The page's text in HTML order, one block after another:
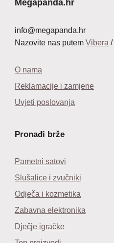
Megapanda.hr
info@megapanda.hr
Nazovite nas putem Vibera /
O nama
Reklamacije i zamjene
Uvjeti poslovanja
Pronađi brže
Pametni satovi
Slušalice i zvučniki
Odječa i kozmetika
Zabavna elektronika
Dječje igračke